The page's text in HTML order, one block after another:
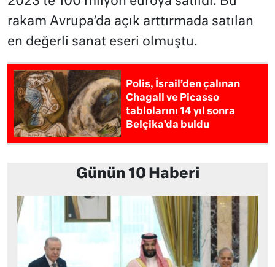
rakam Avrupa’da açık arttırmada satılan
en değerli sanat eseri olmuştu.
Polis, İsrail’den çalınan
Chagall ve Picasso
tablolarını 14 yıl sonra
Belçika’da buldu
Günün 10 Haberi